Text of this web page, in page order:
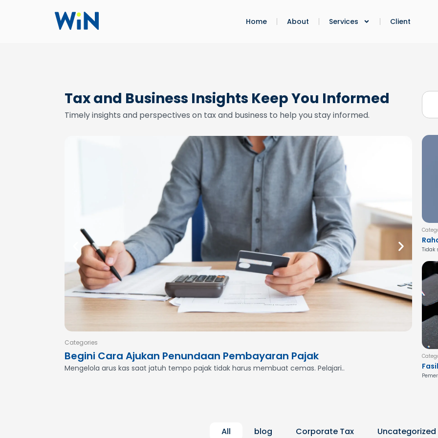
Home About Services Client
Tax and Business Insights Keep You Informed
Timely insights and perspectives on tax and business to help you stay informed.
Categories
Begini Cara Ajukan Penundaan Pembayaran Pajak
Mengelola arus kas saat jatuh tempo pajak tidak harus membuat cemas. Pelajari..
Tidak
blog Corporate Tax Uncategorized
All